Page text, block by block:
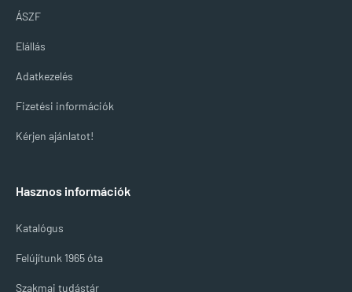
ÁSZF
Elállás
Adatkezelés
Fizetési információk
Kérjen ajánlatot!
Hasznos információk
Katalógus
Felújítunk 1965 óta
Szakmai tudástár